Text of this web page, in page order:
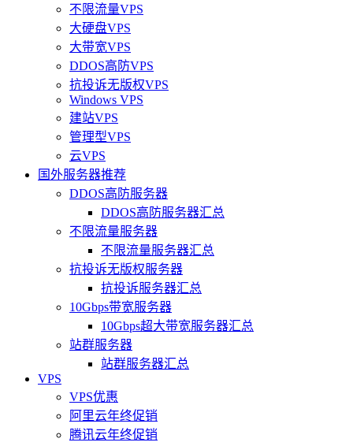
不限流量VPS
大硬盘VPS
大带宽VPS
DDOS高防VPS
抗投诉无版权VPS
Windows VPS
建站VPS
管理型VPS
云VPS
国外服务器推荐
DDOS高防服务器
DDOS高防服务器汇总
不限流量服务器
不限流量服务器汇总
抗投诉无版权服务器
抗投诉服务器汇总
10Gbps带宽服务器
10Gbps超大带宽服务器汇总
站群服务器
站群服务器汇总
VPS
VPS优惠
阿里云年终促销
腾讯云年终促销